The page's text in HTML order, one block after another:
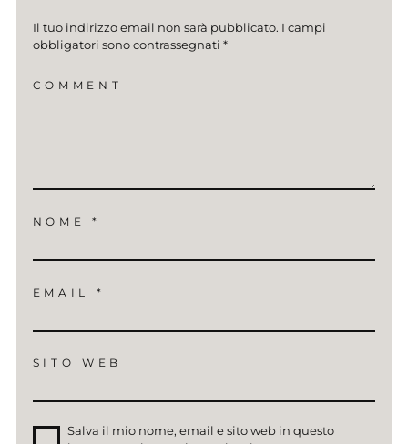
Il tuo indirizzo email non sarà pubblicato. I campi
obbligatori sono contrassegnati *
COMMENT
NOME*
EMAIL *
SITO WEB
Salva il mio nome, email e sito web in questo